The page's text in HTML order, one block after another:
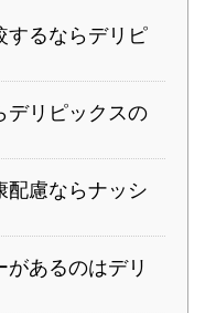
るならデリピ
リピックスの
慮ならナッシ
あるのはデリ